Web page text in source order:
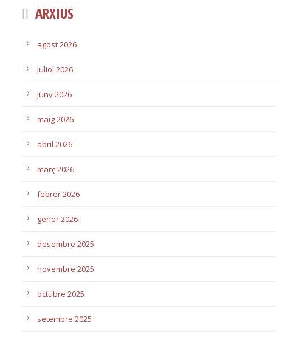
ARXIUS
agost 2026
juliol 2026
juny 2026
maig 2026
abril 2026
març 2026
febrer 2026
gener 2026
desembre 2025
novembre 2025
octubre 2025
setembre 2025